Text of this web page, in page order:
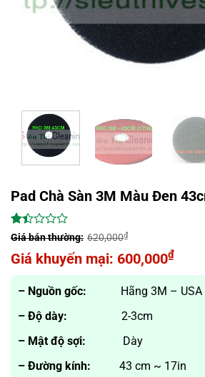
Pad Chà Sàn 3M Màu Đen
1.40
5
trên
65
đánh
620,000₫
Giá
gốc
là:
620,000₫.
600,000₫
Giá
hiện
tại
600,000₫.
– Nguồn gốc:
Hãng 3M – USA
– Độ dày:
2-3cm
– Mật độ sợi:
Dày
– Đường kính: 43 cm ~ 17in